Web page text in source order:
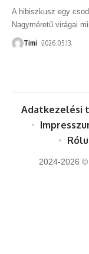
A hibiszkusz egy
Nagyméretű virágai
Timi 2026.05.13.
2024-2026
Adatkezelési